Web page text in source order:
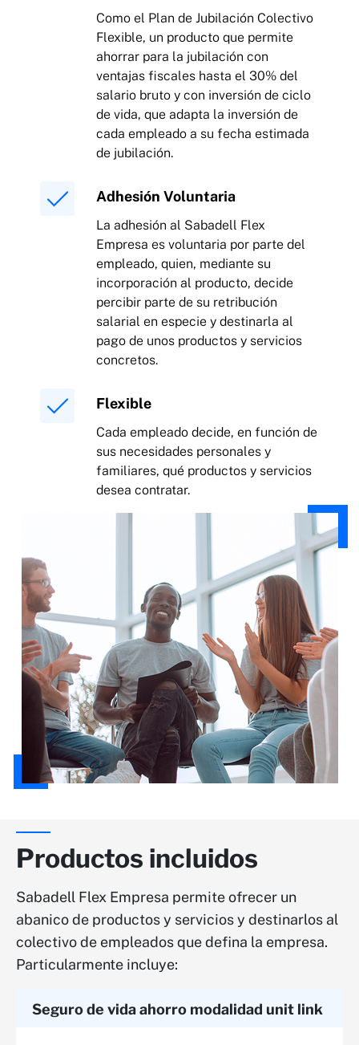
Como el Plan de Jubilación Colectivo
Flexible, un producto que permite
ahorrar para la jubilación con
ventajas fiscales hasta el 30% del
salario bruto y con inversión de ciclo
de vida, que adapta la inversión de
cada empleado a su fecha estimada
de jubilación.
Adhesión Voluntaria
La adhesión al Sabadell Flex
Empresa es voluntaria por parte del
empleado, quien, mediante su
incorporación al producto, decide
percibir parte de su retribución
salarial en especie y destinarla al
pago de unos productos y servicios
concretos.
Flexible
Cada empleado decide, en función de
sus necesidades personales y
familiares, qué productos y servicios
desea contratar.
Productos incluidos
Sabadell Flex Empresa permite ofrecer un
abanico de productos y servicios y destinarlos al
colectivo de empleados que defina la empresa.
Particularmente incluye:
Seguro de vida ahorro modalidad unit link